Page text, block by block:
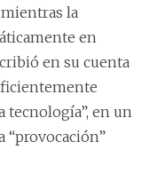
la
en
en su cuenta
tecnología”, en un
“provocación”